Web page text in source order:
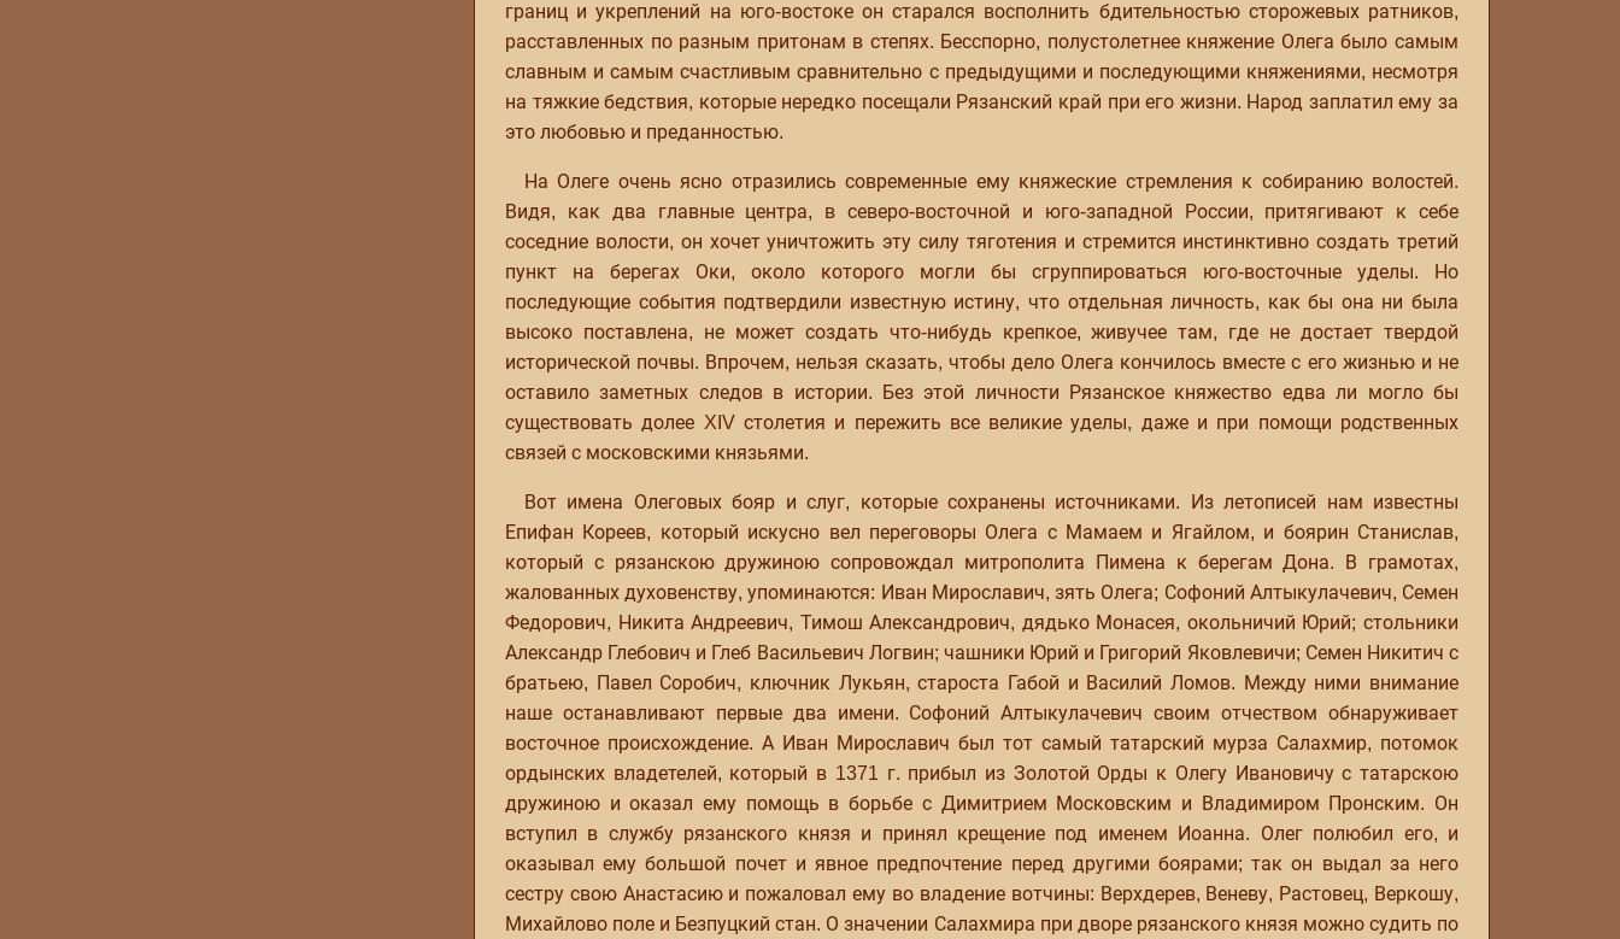
границ и укреплений на юго-востоке он старался восполнить бдительностью сторожевых ратников,
расставленных по разным притонам в степях. Бесспорно, полустолетнее княжение Олега было самым
славным и самым счастливым сравнительно с предыдущими и последующими княжениями, несмотря
на тяжкие бедствия, которые нередко посещали Рязанский край при его жизни. Народ заплатил ему за
это любовью и преданностью.
На Олеге очень ясно отразились современные ему княжеские стремления к собиранию волостей.
Видя, как два главные центра, в северо-восточной и юго-западной России, притягивают к себе
соседние волости, он хочет уничтожить эту силу тяготения и стремится инстинктивно создать третий
пункт на берегах Оки, около которого могли бы сгруппироваться юго-восточные уделы. Но
последующие события подтвердили известную истину, что отдельная личность, как бы она ни была
высоко поставлена, не может создать что-нибудь крепкое, живучее там, где не достает твердой
исторической почвы. Впрочем, нельзя сказать, чтобы дело Олега кончилось вместе с его жизнью и не
оставило заметных следов в истории. Без этой личности Рязанское княжество едва ли могло бы
существовать долее XIV столетия и пережить все великие уделы, даже и при помощи родственных
связей с московскими князьями.
Вот имена Олеговых бояр и слуг, которые сохранены источниками. Из летописей нам известны
Епифан Кореев, который искусно вел переговоры Олега с Мамаем и Ягайлом, и боярин Станислав,
который с рязанскою дружиною сопровождал митрополита Пимена к берегам Дона. В грамотах,
жалованных духовенству, упоминаются: Иван Мирославич, зять Олега; Софоний Алтыкулачевич, Семен
Федорович, Никита Андреевич, Тимош Александрович, дядько Монасея, окольничий Юрий; стольники
Александр Глебович и Глеб Васильевич Логвин; чашники Юрий и Григорий Яковлевичи; Семен Никитич с
братьею, Павел Соробич, ключник Лукьян, староста Габой и Василий Ломов. Между ними внимание
наше останавливают первые два имени. Софоний Алтыкулачевич своим отчеством обнаруживает
восточное происхождение. А Иван Мирославич был тот самый татарский мурза Салахмир, потомок
ордынских владетелей, который в 1371 г. прибыл из Золотой Орды к Олегу Ивановичу с татарскою
дружиною и оказал ему помощь в борьбе с Димитрием Московским и Владимиром Пронским. Он
вступил в службу рязанского князя и принял крещение под именем Иоанна. Олег полюбил его, и
оказывал ему большой почет и явное предпочтение перед другими боярами; так он выдал за него
сестру свою Анастасию и пожаловал ему во владение вотчины: Верхдерев, Веневу, Растовец, Веркошу,
Михайлово поле и Безпуцкий стан. О значении Салахмира при дворе рязанского князя можно судить по